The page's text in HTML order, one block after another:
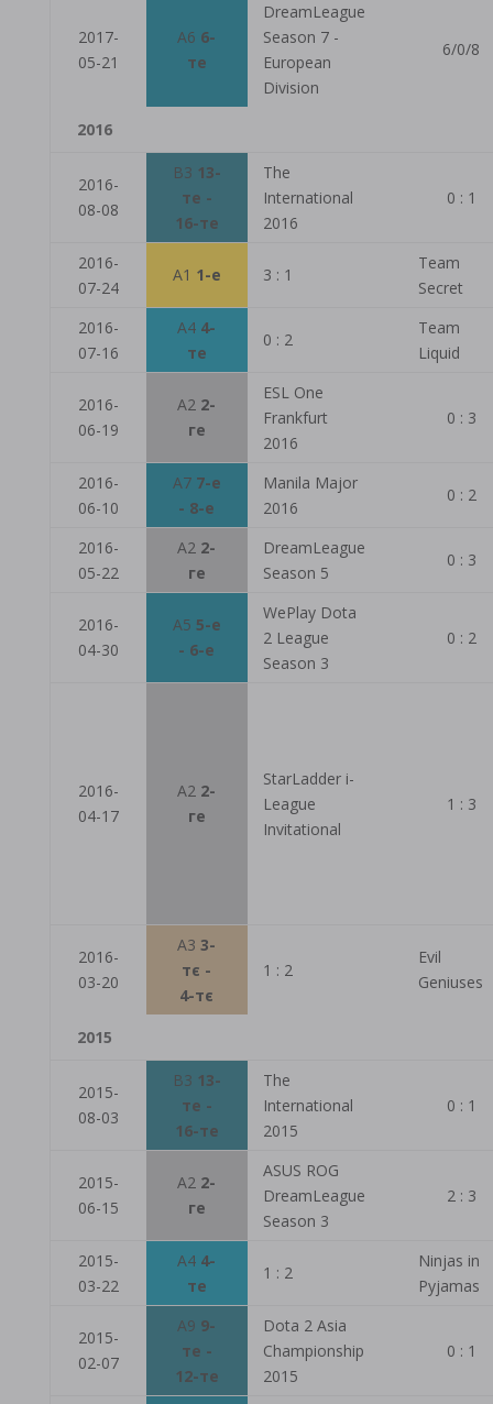
2017-
05-21
A6 6-
те
DreamLeague
Season 7 -
European
Division
6/0/8
2016
2016-
08-08
B3 13-
те -
16-те
The
International
2016
0 : 1
2016-
07-24
A1 1-е 3 : 1
Team
Secret
2016-
07-16
A4 4-
те
0 : 2
Team
Liquid
2016-
06-19
A2 2-
ге
ESL One
Frankfurt
2016
0 : 3
2016-
06-10
A7 7-е
- 8-е
Manila Major
2016
0 : 2
2016-
05-22
A2 2-
ге
DreamLeague
Season 5
0 : 3
2016-
04-30
A5 5-е
- 6-е
WePlay Dota
2 League
Season 3
0 : 2
2016-
04-17
A2 2-
ге
StarLadder i-
League
Invitational
1 : 3
2016-
03-20
A33-
тє -
4-тє
1 : 2
Evil
Geniuses
2015
2015-
08-03
B3 13-
те -
16-те
The
International
2015
0 : 1
2015-
06-15
A2 2-
ге
ASUS ROG
DreamLeague
Season 3
2 : 3
2015-
03-22
A4 4-
те
1 : 2
Ninjas in
Pyjamas
2015-
02-07
A9 9-
те -
12-те
Dota 2 Asia
Championship
2015
0 : 1